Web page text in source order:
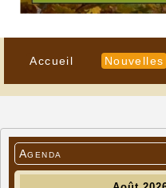
Accueil Nouvelles
Agenda